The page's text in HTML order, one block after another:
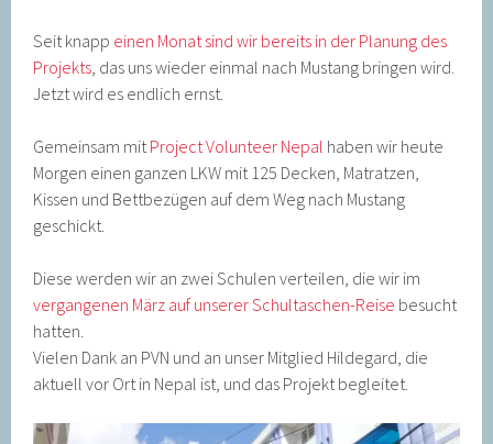
Seit knapp einen Monat sind wir bereits in der Planung des
Projekts, das uns wieder einmal nach Mustang bringen wird.
Jetzt wird es endlich ernst.
Gemeinsam mitProject Volunteer Nepal haben wir heute
Morgen einen ganzen LKW mit 125 Decken, Matratzen,
Kissen und Bettbezügen auf dem Weg nach Mustang
geschickt.
Diese werden wir an zwei Schulen verteilen, die wir im
vergangenen März auf unserer Schultaschen-Reise besucht
hatten.
Vielen Dank an PVN und an unser Mitglied Hildegard, die
aktuell vor Ort in Nepal ist, und das Projekt begleitet.